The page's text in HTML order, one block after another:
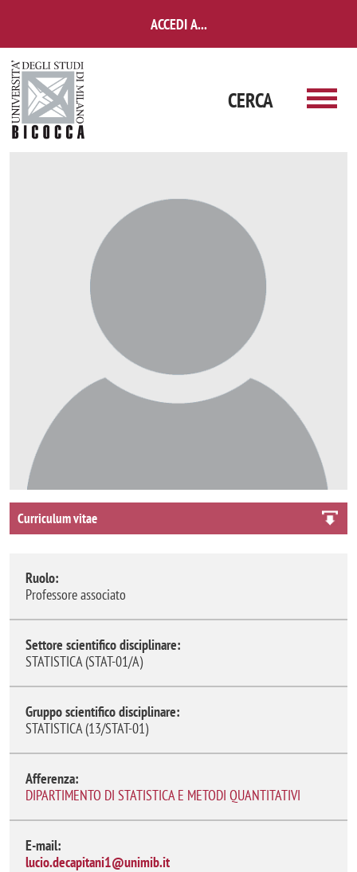
ACCEDI A...
CERCA
Curriculum vitae
Ruolo:
Professore associato
Settore scientifico disciplinare:
STATISTICA (STAT-01/A)
Gruppo scientifico disciplinare:
STATISTICA (13/STAT-01)
Afferenza:
DIPARTIMENTO DI STATISTICA E METODI QUANTITATIVI
E-mail:
lucio.decapitani1@unimib.it